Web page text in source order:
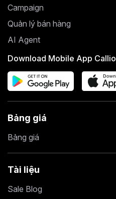
Campaign
Quản lý bán hàng
AI Agent
Download Mobile App Callio
Bảng giá
Bảng giá
Tài liệu
Sale Blog